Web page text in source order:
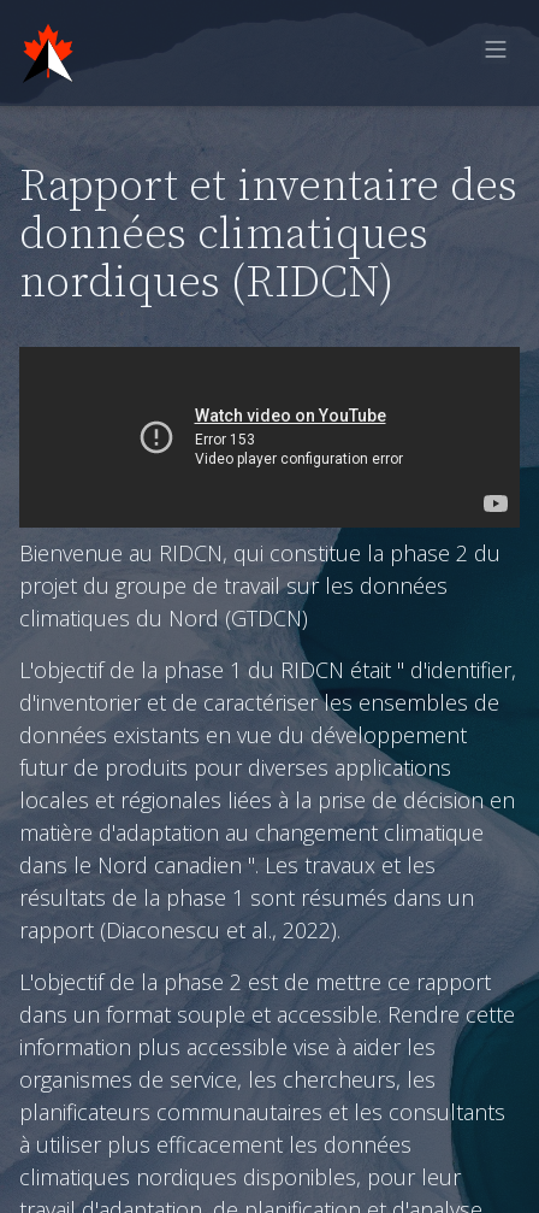
Rapport en ligne
Observations historiques
Données de modèle
Rétroaction
Rapport et inventaire des
données climatiques
nordiques (RIDCN)
Bienvenue au RIDCN, qui constitue la phase 2 du
projet du groupe de travail sur les données
climatiques du Nord (GTDCN)
L'objectif de la phase 1 du RIDCN était " d'identifier,
d'inventorier et de caractériser les ensembles de
données existants en vue du développement
futur de produits pour diverses applications
locales et régionales liées à la prise de décision en
matière d'adaptation au changement climatique
dans le Nord canadien ". Les travaux et les
résultats de la phase 1 sont résumés dans un
rapport (Diaconescu et al., 2022).
L'objectif de la phase 2 est de mettre ce rapport
dans un format souple et accessible. Rendre cette
information plus accessible vise à aider les
organismes de service, les chercheurs, les
planificateurs communautaires et les consultants
à utiliser plus efficacement les données
climatiques nordiques disponibles, pour leur